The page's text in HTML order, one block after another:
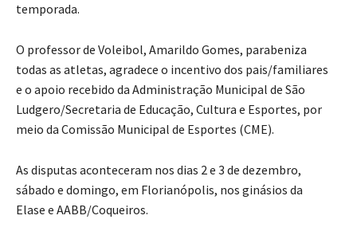
temporada.
O professor de Voleibol, Amarildo Gomes, parabeniza
todas as atletas, agradece o incentivo dos pais/familiares
e o apoio recebido da Administração Municipal de São
Ludgero/Secretaria de Educação, Cultura e Esportes, por
meio da Comissão Municipal de Esportes (CME).
As disputas aconteceram nos dias 2 e 3 de dezembro,
sábado e domingo, em Florianópolis, nos ginásios da
Elase e AABB/Coqueiros.